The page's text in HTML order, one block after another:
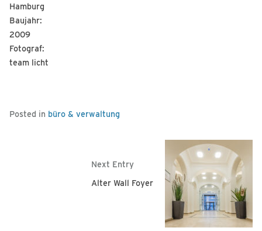
Hamburg
Baujahr:
2009
Fotograf:
team licht
Posted in büro & verwaltung
Next Entry
Alter Wall Foyer